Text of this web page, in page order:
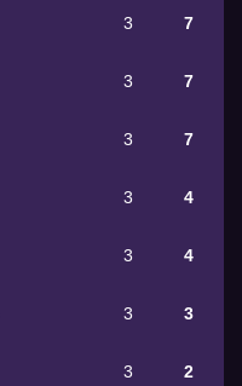
3 7
3 7
3 7
3 4
3 4
3 3
3 2